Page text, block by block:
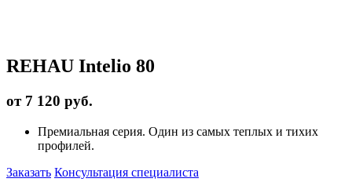
REHAU Intelio 80
от 7 120 руб.
Премиальная серия. Один из самых теплых и тихих
профилей.
Заказать Консультация специалиста